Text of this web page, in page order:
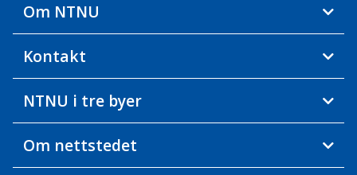
Om NTNU
Kontakt
NTNU i tre byer
Om nettstedet